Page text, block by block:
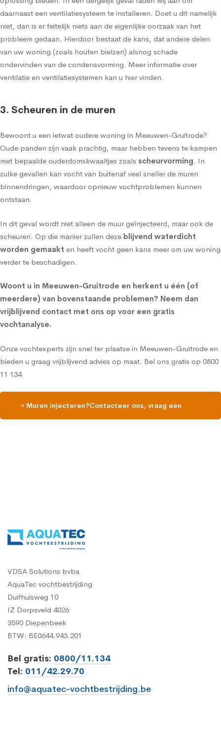
daarnaast een ventilatiesysteem te installeren. Doet u dit namelijk
niet, dan is er feitelijk niets aan de eigenlijke oorzaak van het
probleem gedaan. Hierdoor bestaat de kans, dat andere delen
van uw woning (zoals houten bielzen) alsnog schade
ondervinden van de condensvorming. Meer informatie over
ventilatie en ventilatiesystemen kan u hier vinden.
3. Scheuren in de muren
Bewoont u een ietwat oudere woning in Meeuwen-Gruitrode?
Oude panden zijn vaak prachtig, maar hebben tevens te kampen
met bepaalde ouderdomskwaaltjes zoals scheurvorming. In
zulke gevallen kan vocht van buitenaf veel sneller de muren
binnendringen, waardoor opnieuw vochtproblemen kunnen
ontstaan.
In dit geval wordt niet alleen de muur geïnjecteerd, maar ook de
scheuren. Op die manier zullen deze blijvend waterdicht
worden gemaakt en heeft vocht geen kans meer om uw woning
verder te beschadigen.
Woont u in Meeuwen-Gruitrode en herkent u één (of
meerdere) van bovenstaande problemen? Neem dan
vrijblijvend contact met ons op voor een gratis
vochtanalyse.
Onze vochtexperts zijn snel ter plaatse in Meeuwen-Gruitrode en
bieden u graag vrijblijvend advies op maat. Bel ons gratis op 0800
11 134
» Muren injecteren?Contacteer ons, vraag een
VDSA Solutions bvba
AquaTec vochtbestrijding
Duifhuisweg 10
IZ Dorpsveld 4026
3590 Diepenbeek
BTW: BE0644.943.201
Bel gratis: 0800/11.134
Tel: 011/42.29.70
info@aquatec-vochtbestrijding.be